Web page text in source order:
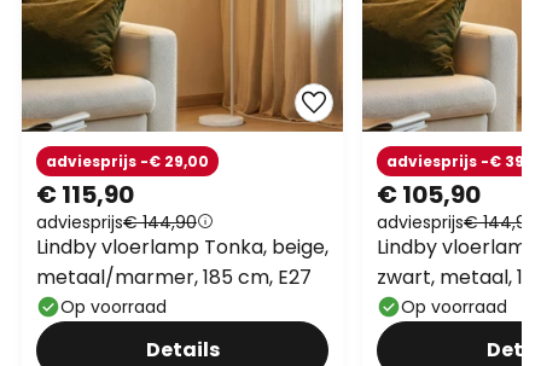
€ 115,90
adviesprijs€ 144,90
adviesprijs -€ 29,00
Lindby vloerlamp Tonka, beige,
metaal/marmer, 185 cm, E27
Op voorraad
Details
€ 105,90
adviesprijs€ 144,90
adviesprijs -€
Lindby
zwart, metaal,
Op voorraad